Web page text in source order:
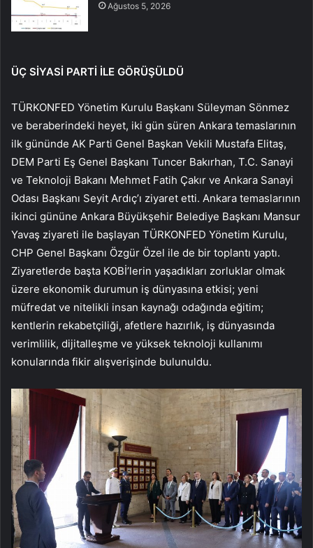
Ağustos 5, 2026
ÜÇ SİYASİ PARTİ İLE GÖRÜŞÜLDÜ
TÜRKONFED Yönetim Kurulu Başkanı Süleyman Sönmez
ve beraberindeki heyet, iki gün süren Ankara temaslarının
ilk gününde AK Parti Genel Başkan Vekili Mustafa Elitaş,
DEM Parti Eş Genel Başkanı Tuncer Bakırhan, T.C. Sanayi
ve Teknoloji Bakanı Mehmet Fatih Çakır ve Ankara Sanayi
Odası Başkanı Seyit Ardıç’ı ziyaret etti. Ankara temaslarının
ikinci gününe Ankara Büyükşehir Belediye Başkanı Mansur
Yavaş ziyareti ile başlayan TÜRKONFED Yönetim Kurulu,
CHP Genel Başkanı Özgür Özel ile de bir toplantı yaptı.
Ziyaretlerde başta KOBİ’lerin yaşadıkları zorluklar olmak
üzere ekonomik durumun iş dünyasına etkisi; yeni
müfredat ve nitelikli insan kaynağı odağında eğitim;
kentlerin rekabetçiliği, afetlere hazırlık, iş dünyasında
verimlilik, dijitalleşme ve yüksek teknoloji kullanımı
konularında fikir alışverişinde bulunuldu.